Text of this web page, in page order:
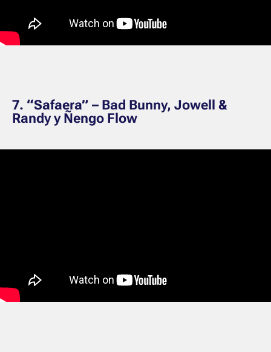
7. “Safaera” – Bad Bunny, Jowell &
Randy y Ñengo Flow